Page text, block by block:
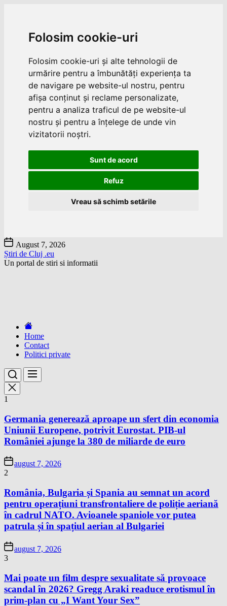
Folosim cookie-uri
Folosim cookie-uri și alte tehnologii de
urmărire pentru a îmbunătăți experiența ta
de navigare pe website-ul nostru, pentru
afișa conținut și reclame personalizate,
pentru a analiza traficul de pe website-ul
nostru și pentru a înțelege de unde vin
vizitatorii noștri.
Sunt de acord
Refuz
Vreau să schimb setările
Skip
to
the
content
August 7, 2026
Știri de Cluj .eu
Un portal de stiri si informatii
Home
Contact
Politici private
1
Germania generează aproape un sfert din economia
Uniunii Europene, potrivit Eurostat. PIB-ul
României ajunge la 380 de miliarde de euro
august 7, 2026
2
România, Bulgaria și Spania au semnat un acord
pentru operațiuni transfrontaliere de poliție aeriană
în cadrul NATO. Avioanele spaniole vor putea
patrula și în spațiul aerian al Bulgariei
august 7, 2026
3
Mai poate un film despre sexualitate să provoace
scandal în 2026? Gregg Araki readuce erotismul în
prim-plan cu „I Want Your Sex”